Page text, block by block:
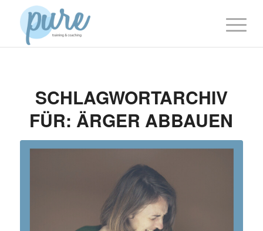
SCHLAGWORTARCHIV
FÜR: ÄRGER ABBAUEN